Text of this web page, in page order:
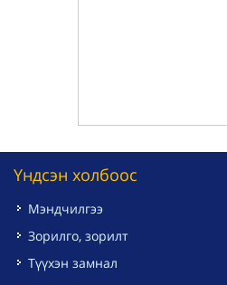
Үндсэн холбоос
Мэндчилгээ
Зорилго, зорилт
Түүхэн замнал